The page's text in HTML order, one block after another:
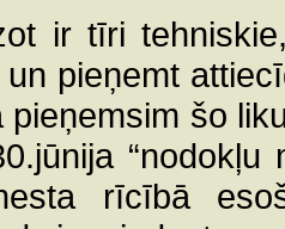
ir tīri
pieņemt
pieņemsim šo
rīcībā